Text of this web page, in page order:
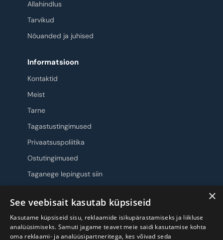
Allahindlus
Tarvikud
Nõuanded ja juhised
Informatsioon
Kontaktid
Meist
Tarne
Tagastustingimused
Privaatsuspoliitika
Ostutingimused
Taganege lepingust siin
Jälgi meid ×
See veebisait kasutab küpsiseid
Kasutame küpsiseid sisu, reklaamide isikupärastamiseks ja liikluse
analüüsimiseks. Samuti jagame teavet meie saidi kasutamise kohta
oma reklaami- ja analüüsipartneritega, kes võivad seda